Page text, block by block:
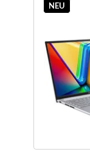
NEU